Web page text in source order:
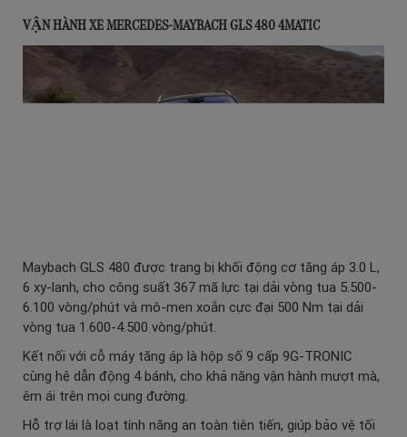
VẬN HÀNH XE MERCEDES-MAYBACH GLS 480 4MATIC
Maybach GLS 480 được trang bị khối động cơ tăng áp 3.0 L,
6 xy-lanh, cho công suất 367 mã lực tại dải vòng tua 5.500-
6.100 vòng/phút và mô-men xoắn cực đại 500 Nm tại dải
vòng tua 1.600-4.500 vòng/phút.
Kết nối với cỗ máy tăng áp là hộp số 9 cấp 9G-TRONIC
cùng hệ dẫn động 4 bánh, cho khả năng vận hành mượt mà,
êm ái trên mọi cung đường.
Hỗ trợ lái là loạt tính năng an toàn tiên tiến, giúp bảo vệ tối